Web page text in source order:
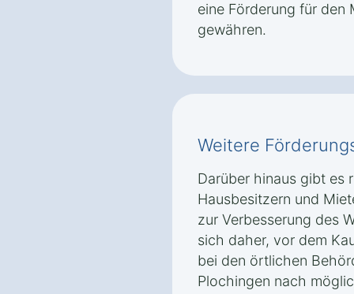
eine Förderung für den
gewähren.
Weitere
Darüber hinaus gibt es
Hausbesitzern und
zur Verbesserung des
sich daher, vor dem
bei den örtlichen
Plochingen nach